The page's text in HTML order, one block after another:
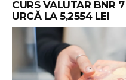
CURS VALUTAR BNR
URCĂ LA 5,2554 LEI